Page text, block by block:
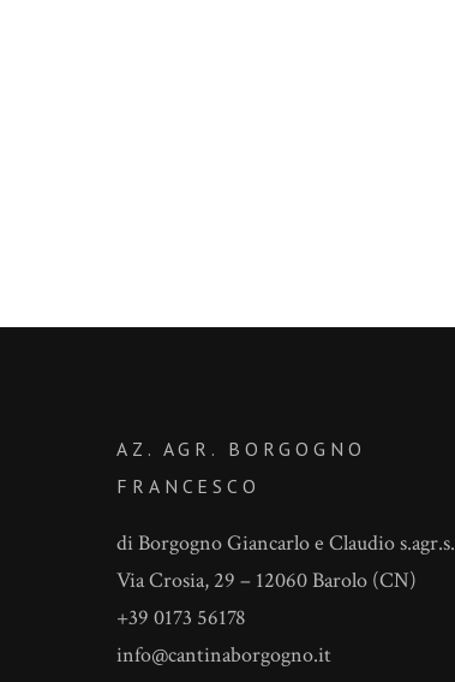
AZ. AGR. BORGOGNO
FRANCESCO
di Borgogno Giancarlo e Claudio s.agr.s.
Via Crosia, 29 – 12060 Barolo (CN)
+39 0173 56178
info@cantinaborgogno.it